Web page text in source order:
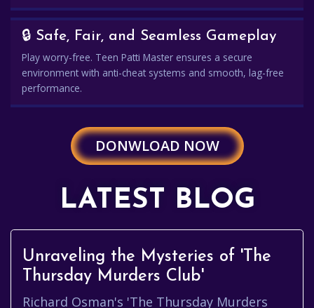
🔒 Safe, Fair, and Seamless Gameplay
Play worry-free. Teen Patti Master ensures a secure
environment with anti-cheat systems and smooth, lag-free
performance.
DONWLOAD NOW
LATEST BLOG
Unraveling the Mysteries of 'The
Thursday Murders Club'
Richard Osman's 'The Thursday Murders